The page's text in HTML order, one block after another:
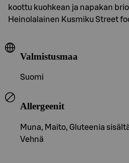
koottu kuohkean ja napakan
Heinolalainen Kusmiku Street
Valmistusmaa
Suomi
Allergeenit
Muna, Maito, Gluteenia
Vehnä